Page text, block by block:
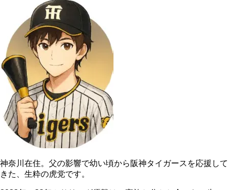
神奈川在住。父の影響で幼い頃から阪神タイガースを応援して
きた、生粋の虎党です。